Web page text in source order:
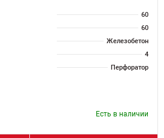
60
60
Железобетон
4
Перфоратор
Есть в наличии